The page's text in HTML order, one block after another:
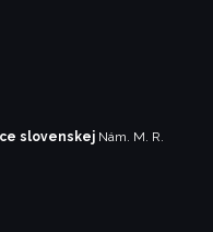
slovenskej Nám. M. R.